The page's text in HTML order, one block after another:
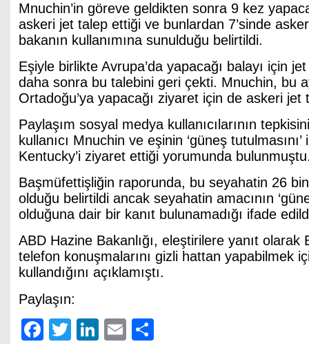
Mnuchin’in göreve geldikten sonra 9 kez
askeri jet talep ettiği ve bunlardan 7’sinde
bakanın kullanımına sunulduğu belirtildi.
Eşiyle birlikte Avrupa’da yapacağı balayı için
daha sonra bu talebini geri çekti. Mnuchin, bu
Ortadoğu’ya yapacağı ziyaret için de askeri jet
Paylaşım sosyal medya kullanıcılarının
kullanıcı Mnuchin ve eşinin ‘güneş
Kentucky’i ziyaret ettiği yorumunda
Başmüfettişliğin raporunda, bu seyahatin 26
olduğu belirtildi ancak seyahatin amacının
olduğuna dair bir kanıt bulunamadığı ifade
ABD Hazine Bakanlığı, eleştirilere yanıt olarak
telefon konuşmalarını gizli hattan yapabilmek
kullandığını açıklamıştı.
Paylaşın:
Facebook
TwitterLinkedIn
Email